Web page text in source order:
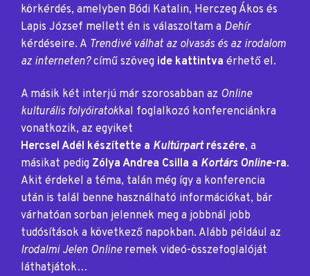
körkérdés, amelyben Bódi Katalin, Herczeg Ákos és
Lapis József mellett én is válaszoltam a Dehír
kérdéseire. A Trendivé válhat az olvasás és az irodalom
az interneten?című szöveg ide kattintva érhető el.
A másik két interjú már szorosabban az Online
kulturális folyóiratokkal foglalkozó konferenciánkra
vonatkozik, az egyiket
Hercsel Adél készítette a Kultúrpartrészére, a
másikat pedig Zólya Andrea Csilla a Kortárs Online-ra.
Akit érdekel a téma, talán még így a konferencia
után is talál benne használható információkat, bár
várhatóan sorban jelennek meg a jobbnál jobb
tudósítások a következő napokban. Alább például az
Irodalmi Jelen Onlineremek videó-összefoglalóját
láthatjátok…